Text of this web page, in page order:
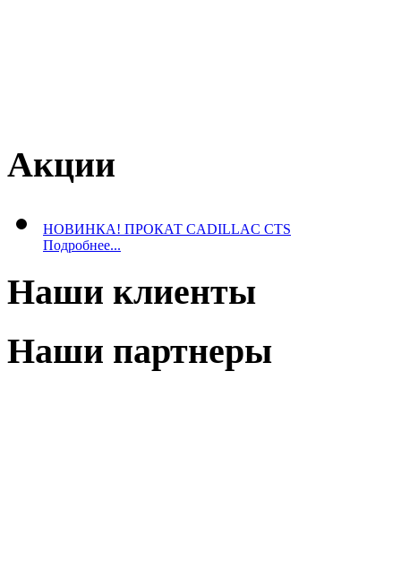
Акции
НОВИНКА! ПРОКАТ CADILLAC CTS
Подробнее...
Наши клиенты
Наши партнеры